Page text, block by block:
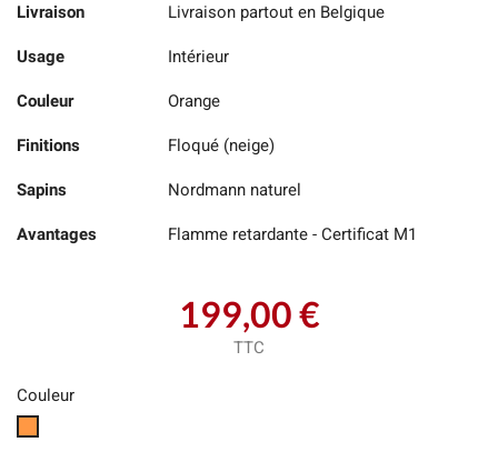
Livraison Livraison partout en Belgique
Usage Intérieur
Couleur Orange
Finitions Floqué (neige)
Sapins Nordmann naturel
Avantages Flamme retardante - Certificat M1
199,00 €
TTC
Couleur